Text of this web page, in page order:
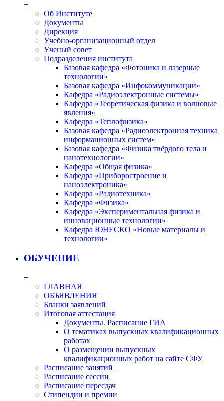
+
Об Институте
Документы
Дирекция
Учебно-организационный отдел
Ученый совет
Подразделения института
Базовая кафедра «Фотоника и лазерные
технологии»
Базовая кафедра «Инфокоммуникации»
Кафедра «Радиоэлектронные системы»
Кафедра «Теоретическая физика и волновые
явления»
Кафедра «Теплофизика»
Базовая кафедра «Радиоэлектронная техника
информационных систем»
Базовая кафедра «Физика твёрдого тела и
нанотехнологии»
Кафедра «Общая физика»
Кафедра «Приборостроение и
наноэлектроника»
Кафедра «Радиотехника»
Кафедра «Физика»
Кафедра «Экспериментальная физика и
инновационные технологии»
Кафедра ЮНЕСКО «Новые материалы и
технологии»
ОБУЧЕНИЕ
+
ГЛАВНАЯ
ОБЪЯВЛЕНИЯ
Бланки заявлений
Итоговая аттестация
Документы. Расписание ГИА
О тематиках выпускных квалификационных
работах
О размещении выпускных
квалификационных работ на сайте СФУ
Расписание занятий
Расписание сессии
Расписание пересдач
Стипендии и премии